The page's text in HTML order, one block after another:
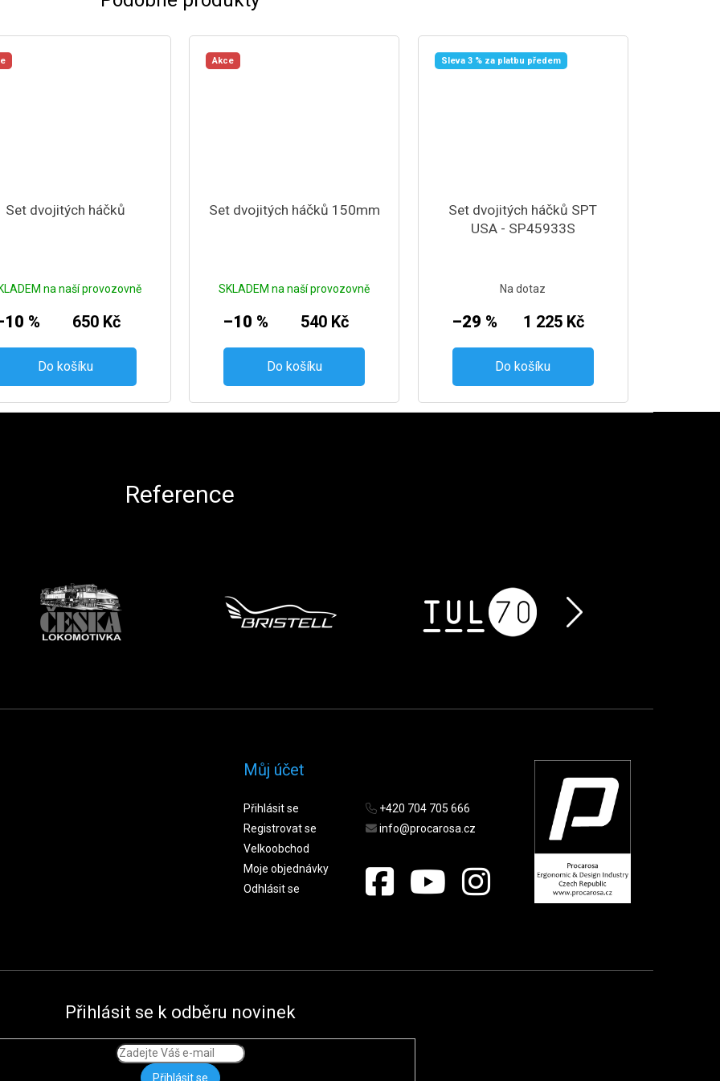
Set dvojitých háčků
na naší provozovně
% 650 Kč
Do košíku
Akce
Set dvojitých háčků 150mm
SKLADEM na naší provozovně
–10 % 540 Kč
Do košíku
Sleva 3 % za platbu předem
Set dvojitých háčků SPT
USA - SP45933S
Na dotaz
–29 % 1 225 Kč
Do košíku
Reference
Můj účet
Přihlásit se
Registrovat se
Velkoobchod
Moje objednávky
Odhlásit se
+420 704 705 666
info@procarosa.cz
Přihlásit se k odběru novinek
Přihlásit se